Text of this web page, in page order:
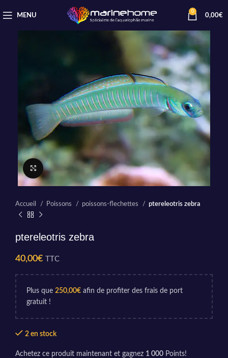
MENU
0
0,00€
Cliquez pour agrandir
Accueil Poissons poissons-flechettes ptereleotris zebra
ptereleotris zebra
40,00€ TTC
Plus que 250,00€ afin de profiter des frais de port
gratuit !
2 en stock
Achetez ce produit maintenant et gagnez 1 000 Points!